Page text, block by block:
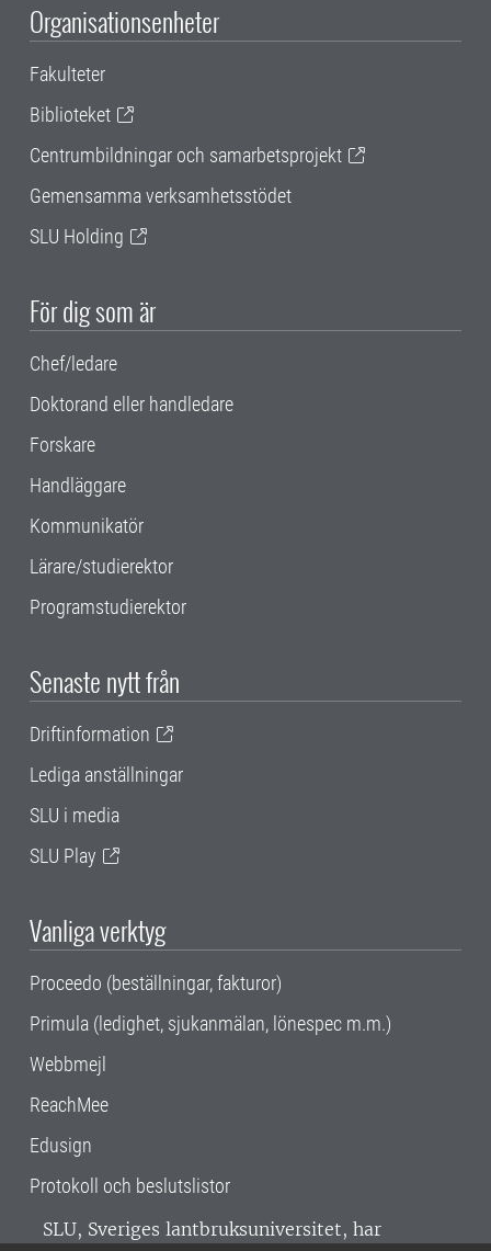
Organisationsenheter
Fakulteter
Biblioteket
Centrumbildningar och samarbetsprojekt
Gemensamma verksamhetsstödet
SLU Holding
För dig som är
Chef/ledare
Doktorand eller handledare
Forskare
Handläggare
Kommunikatör
Lärare/studierektor
Programstudierektor
Senaste nytt från
Driftinformation
Lediga anställningar
SLU i media
SLU Play
Vanliga verktyg
Proceedo (beställningar, fakturor)
Primula (ledighet, sjukanmälan, lönespec m.m.)
Webbmejl
ReachMee
Edusign
Protokoll och beslutslistor
SLU, Sveriges lantbruksuniversitet, har